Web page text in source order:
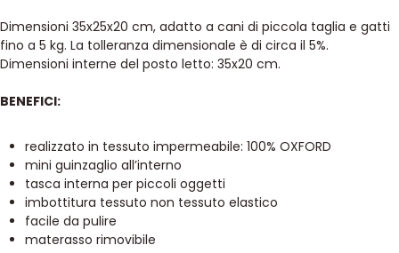
Dimensioni 35x25x20 cm, adatto a cani di piccola taglia e gatti
fino a 5 kg. La tolleranza dimensionale è di circa il 5%.
Dimensioni interne del posto letto: 35x20 cm.
BENEFICI:
realizzato in tessuto impermeabile: 100% OXFORD
mini guinzaglio all’interno
tasca interna per piccoli oggetti
imbottitura tessuto non tessuto elastico
facile da pulire
materasso rimovibile